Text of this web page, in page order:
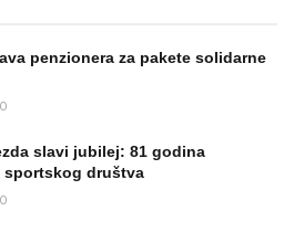
penzionera za pakete solidarne
slavi jubilej: 81 godina
sportskog društva